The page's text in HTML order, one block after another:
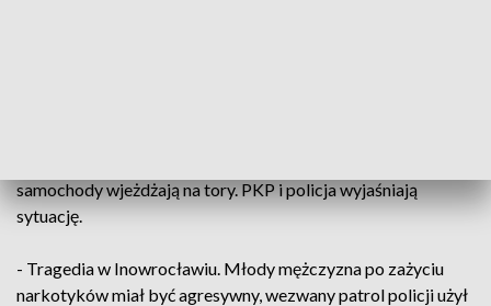
samochody wjeżdżają na tory. PKP i policja wyjaśniają
sytuację.
- Tragedia w Inowrocławiu. Młody mężczyzna po zażyciu
narkotyków miał być agresywny, wezwany patrol policji użył